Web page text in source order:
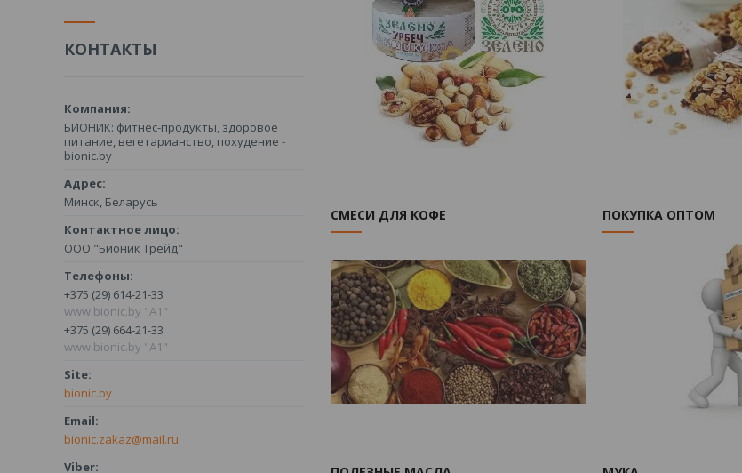
СМЕСИ ДЛЯ КОФЕ ПОКУПКА ОПТОМ
КОНТАКТЫ
БИОНИК: фитнес-продукты, здоровое
питание, вегетарианство, похудение -
bionic.by
Минск, Беларусь
ООО "Бионик Трейд"
+375 (29) 614-21-33
www.bionic.by "А1"
+375 (29) 664-21-33
www.bionic.by "А1"
bionic.by
bionic.zakaz@mail.ru